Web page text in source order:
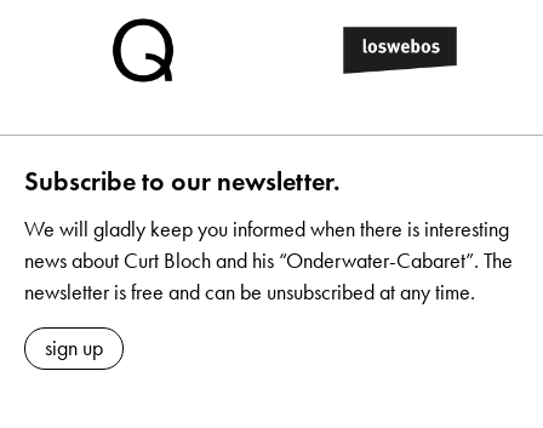
Subscribe to our newsletter.
We will gladly keep you informed when there is interesting
news about Curt Bloch and his “Onderwater-Cabaret”. The
newsletter is free and can be unsubscribed at any time.
sign up